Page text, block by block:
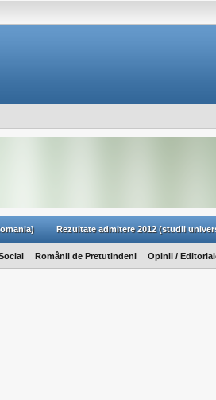
Rezultate admitere 2012 (studii
Românii de Pretutindeni Opinii /